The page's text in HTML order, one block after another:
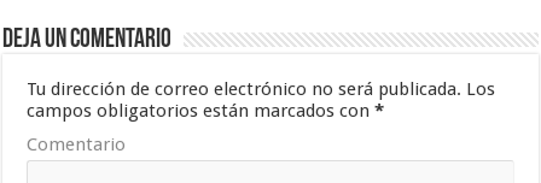
Deja un comentario
Tu dirección de correo electrónico no será publicada. Los
campos obligatorios están marcados con*
Comentario